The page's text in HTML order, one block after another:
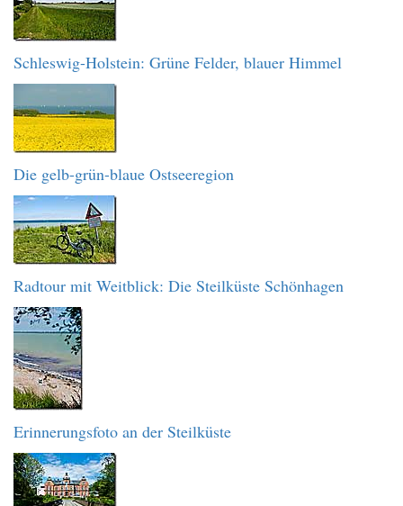
Schleswig-Holstein: Grüne Felder, blauer Himmel
Die gelb-grün-blaue Ostseeregion
Radtour mit Weitblick: Die Steilküste Schönhagen
Erinnerungsfoto an der Steilküste